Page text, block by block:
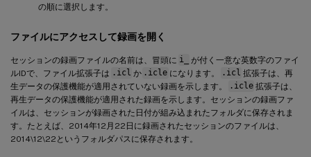
の順に選択します。
ファイルにアクセスして録画を開く
セッションの録画ファイルの名前は、冒頭に i_
が付く一意な英数字のファイ
ルIDで、ファイル拡張子は .icl か .icle になります。 .icl 拡張子は、再
生データの保護機能が適用されていない録画を示します。
.icle 拡張子は、
再生データの保護機能が適用された録画を示します。セッションの録画ファ
イルは、セッションが録画された日付が組み込まれたフォルダに保存されま
す。たとえば、2014年12月22日に録画されたセッションのファイルは、
2014\12\22というフォルダパスに保存されます。